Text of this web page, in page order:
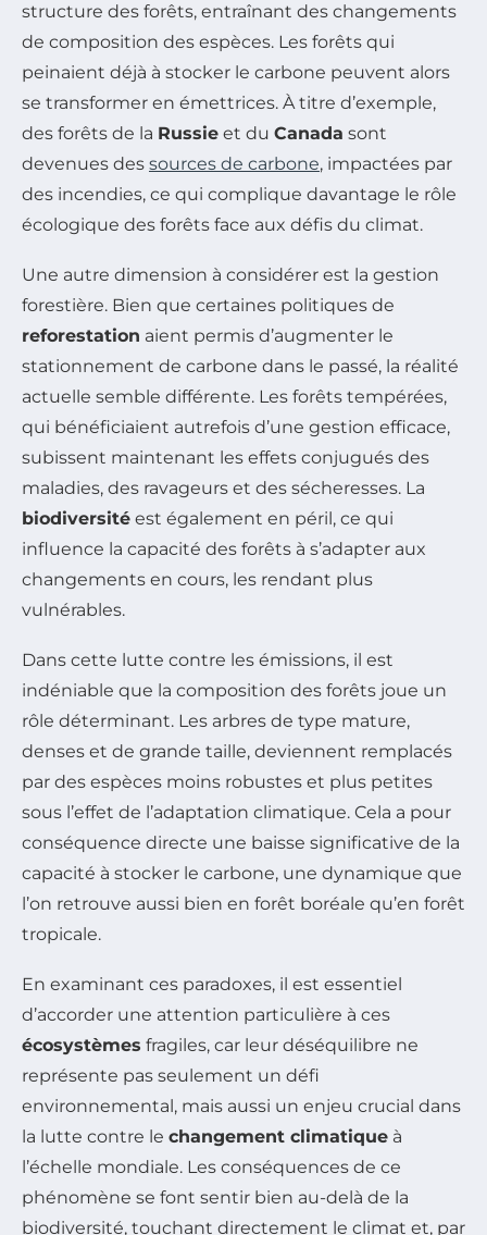
structure des forêts, entraînant des changements
de composition des espèces. Les forêts qui
peinaient déjà à stocker le carbone peuvent alors
se transformer en émettrices. À titre d’exemple,
des forêts de la Russie et du Canada sont
devenues des sources de carbone, impactées par
des incendies, ce qui complique davantage le rôle
écologique des forêts face aux défis du climat.
Une autre dimension à considérer est la gestion
forestière. Bien que certaines politiques de
reforestation aient permis d’augmenter le
stationnement de carbone dans le passé, la réalité
actuelle semble différente. Les forêts tempérées,
qui bénéficiaient autrefois d’une gestion efficace,
subissent maintenant les effets conjugués des
maladies, des ravageurs et des sécheresses. La
biodiversité est également en péril, ce qui
influence la capacité des forêts à s’adapter aux
changements en cours, les rendant plus
vulnérables.
Dans cette lutte contre les émissions, il est
indéniable que la composition des forêts joue un
rôle déterminant. Les arbres de type mature,
denses et de grande taille, deviennent remplacés
par des espèces moins robustes et plus petites
sous l’effet de l’adaptation climatique. Cela a pour
conséquence directe une baisse significative de la
capacité à stocker le carbone, une dynamique que
l’on retrouve aussi bien en forêt boréale qu’en forêt
tropicale.
En examinant ces paradoxes, il est essentiel
d’accorder une attention particulière à ces
écosystèmes fragiles, car leur déséquilibre ne
représente pas seulement un défi
environnemental, mais aussi un enjeu crucial dans
la lutte contre le changement climatique à
l’échelle mondiale. Les conséquences de ce
phénomène se font sentir bien au-delà de la
biodiversité, touchant directement le climat et, par